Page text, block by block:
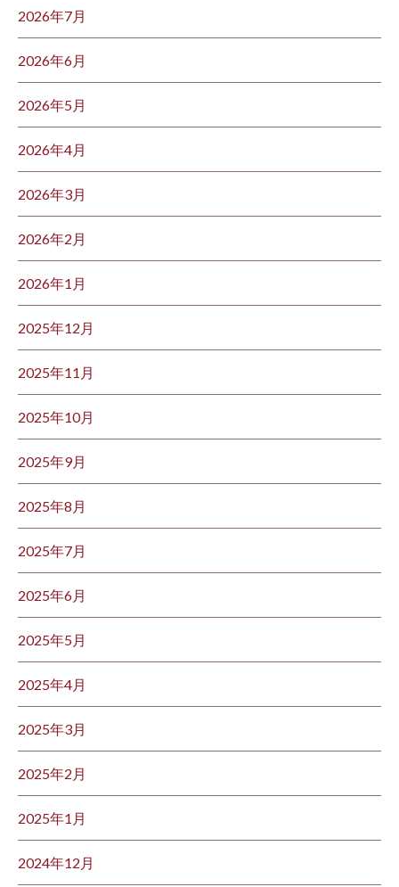
2026年7月
2026年6月
2026年5月
2026年4月
2026年3月
2026年2月
2026年1月
2025年12月
2025年11月
2025年10月
2025年9月
2025年8月
2025年7月
2025年6月
2025年5月
2025年4月
2025年3月
2025年2月
2025年1月
2024年12月